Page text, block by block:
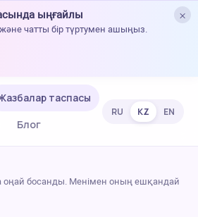
×
ыңғайлы
және чатты бір түртумен ашыңыз.
таспасы
Блог
RU KZ EN
оңай босанды. Менімен оның ешқандай